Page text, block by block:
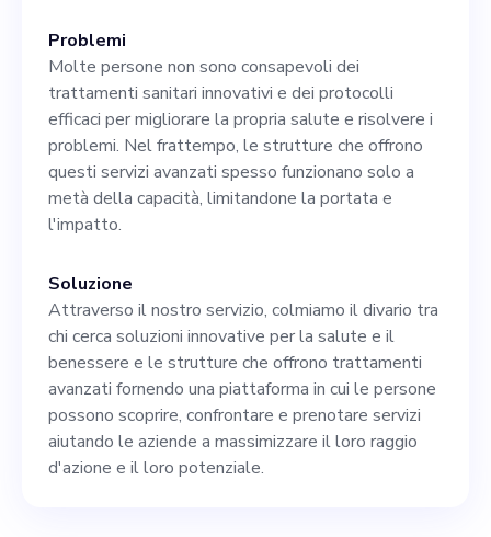
decisionali frenetici e
impegnarsi a realizzare la
nostra missione di mettere
in contatto le persone con
persone di alto livello
Problemi
Molte persone non sono consapevoli dei
trattamenti sanitari innovativi e dei protocolli
efficaci per migliorare la propria salute e risolvere i
problemi. Nel frattempo, le strutture che offrono
questi servizi avanzati spesso funzionano solo a
metà della capacità, limitandone la portata e
l'impatto.
Soluzione
Attraverso il nostro servizio, colmiamo il divario tra
chi cerca soluzioni innovative per la salute e il
benessere e le strutture che offrono trattamenti
avanzati fornendo una piattaforma in cui le persone
possono scoprire, confrontare e prenotare servizi
aiutando le aziende a massimizzare il loro raggio
d'azione e il loro potenziale.